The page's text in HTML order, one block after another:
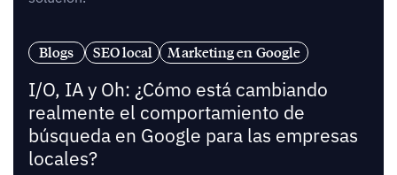
Blogs SEO local Marketing en Google
I/O, IA y Oh: ¿Cómo está cambiando
realmente el comportamiento de
búsqueda en Google para las empresas
locales?